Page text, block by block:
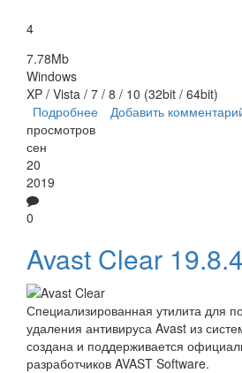
4
7.78Mb
Windows
XP / Vista / 7 / 8 / 10 (32bit / 64bit)
Подробнее о AVG Antivirus Free
Добавить
просмотров
сен
20
2019
0
Avast Clear
Специализированная утилита для
удаления антивируса Avast из
создана и поддерживается
разработчиков AVAST Software.